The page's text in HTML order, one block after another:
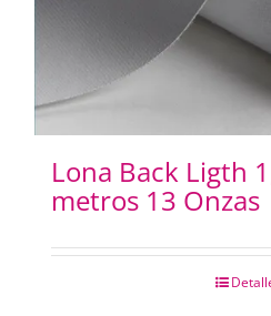
Lona Back Ligth
metros 13 Onzas